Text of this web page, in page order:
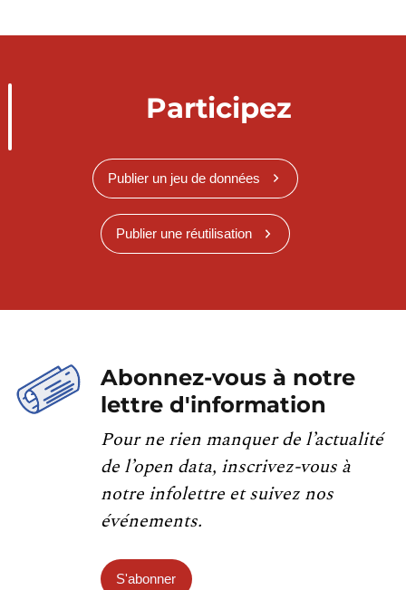
Participez
Publier un jeu de données
Publier une réutilisation
Abonnez-vous à notre
lettre d'information
Pour ne rien manquer de l’actualité
de l’open data, inscrivez-vous à
notre infolettre et suivez nos
événements.
S'abonner